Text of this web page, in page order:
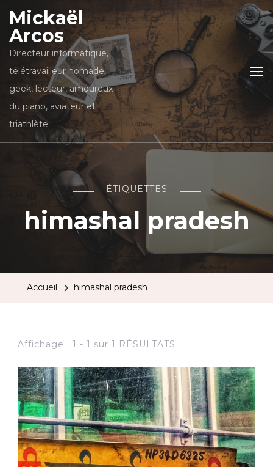
Mickaël
Arcos
Directeur informatique,
télétravailleur nomade,
geek, lecteur, amoureux
du piano, aviateur et
triathlète.
ÉTIQUETTES
himashal pradesh
Accueil himashal pradesh
Affichage : 1 - 1 sur 1 RÉSULTATS